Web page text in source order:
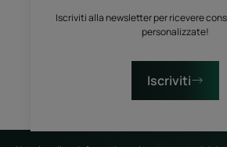
Iscriviti alla newsletter per ricevere
personalizzate!
Iscriviti
ContattiDomande
Raccolta differenziata dei
Raccolta differenziata dei